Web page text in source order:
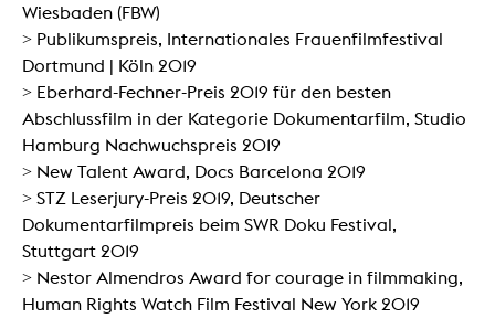
Wiesbaden (FBW)
> Publikumspreis, Internationales Frauenfilmfestival
Dortmund | Köln 2019
> Eberhard-Fechner-Preis 2019 für den besten
Abschlussfilm in der Kategorie Dokumentarfilm, Studio
Hamburg Nachwuchspreis 2019
> New Talent Award, Docs Barcelona 2019
> STZ Leserjury-Preis 2019, Deutscher
Dokumentarfilmpreis beim SWR Doku Festival,
Stuttgart 2019
> Nestor Almendros Award for courage in filmmaking,
Human Rights Watch Film Festival New York 2019